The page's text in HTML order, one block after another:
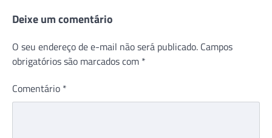
Deixe um comentário
O seu endereço de e-mail não será publicado. Campos
obrigatórios são marcados com *
Comentário *